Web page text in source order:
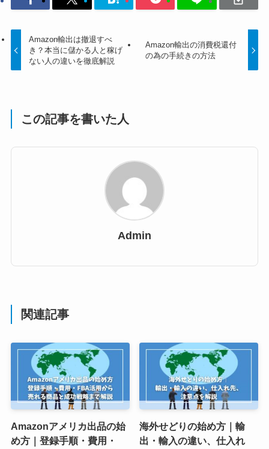
Amazon輸出は撤退すべ
き？本当に儲かる人と稼げ
ない人の違いを徹底解説
Amazon輸出の消費税還付
の為の手続きの方法
この記事を書いた人
Admin
関連記事
Amazonアメリカ出品の始
め方｜登録手順・費用・
海外せどりの始め方｜輸
出・輸入の違い、仕入れ